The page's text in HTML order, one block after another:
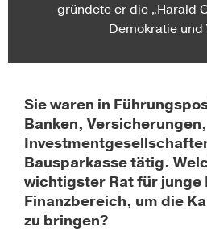
gründete er die „Harald
Demokratie und
Sie waren in
Banken, Versicherungen,
Bausparkasse tätig.
wichtigster Rat für
Finanzbereich, um die
zu bringen?